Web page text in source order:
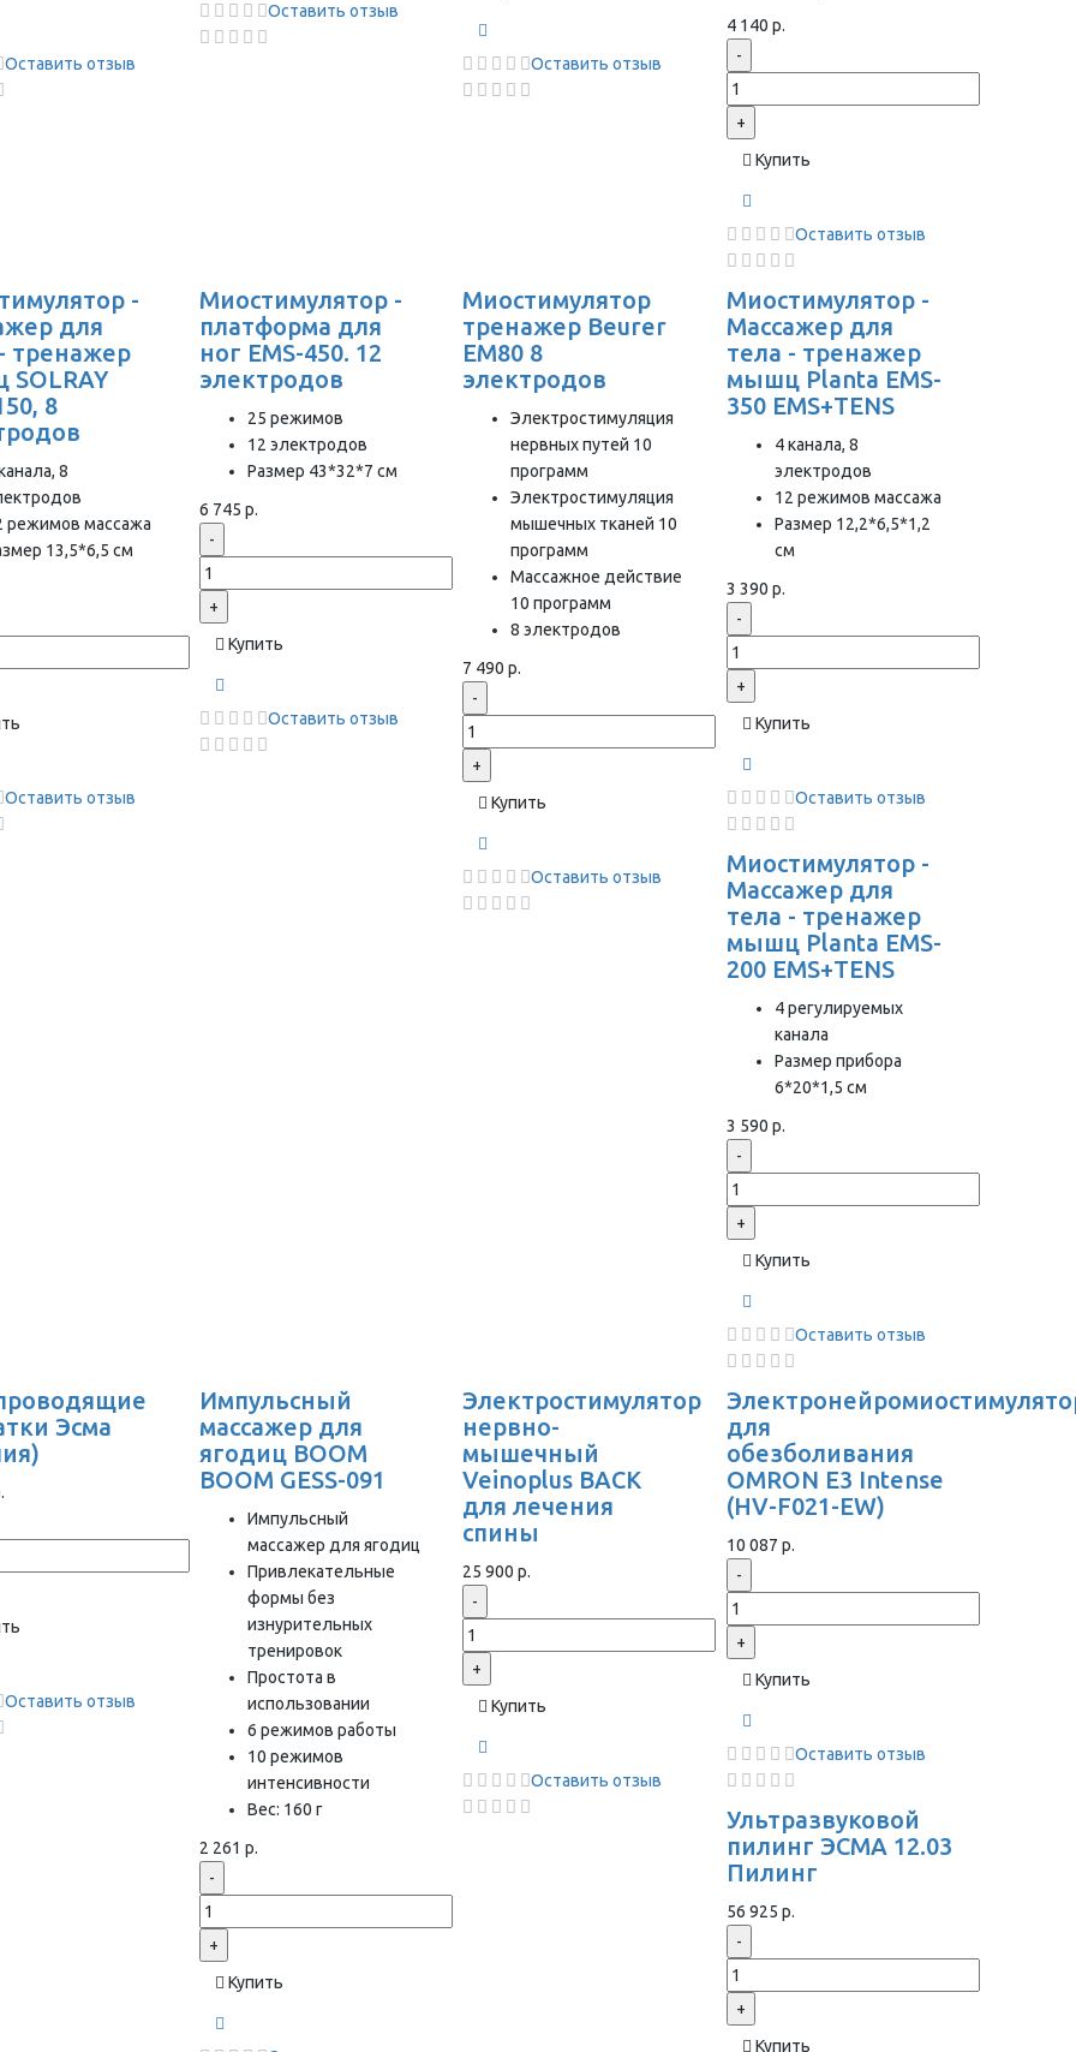
Оставить отзыв
Оставить отзыв
Оставить отзыв
4 140 р.
-
+
Купить
Оставить отзыв
-
для
тренажер
8
8
режимов массажа
13,5*6,5 см
Оставить отзыв
Миостимулятор -
платформа для
ног EMS-450. 12
электродов
25 режимов
12 электродов
Размер 43*32*7 см
6 745 р.
-
+
Купить
Оставить отзыв
Миостимулятор
тренажер Beurer
EM80 8
электродов
Электростимуляция
нервных путей 10
программ
Электростимуляция
мышечных тканей 10
программ
Массажное действие
10 программ
8 электродов
7 490 р.
-
+
Купить
Оставить отзыв
Миостимулятор -
Массажер для
тела - тренажер
мышц Planta EMS-
350 EMS+TENS
4 канала, 8
электродов
12 режимов массажа
Размер 12,2*6,5*1,2
см
3 390 р.
-
+
Купить
Оставить отзыв
Миостимулятор -
Массажер для
тела - тренажер
мышц Planta EMS-
200 EMS+TENS
4 регулируемых
канала
Размер прибора
6*20*1,5 см
3 590 р.
-
+
Купить
Оставить отзыв
Эсма
Оставить отзыв
Импульсный
массажер для
ягодиц BOOM
BOOM GESS-091
Импульсный
массажер для ягодиц
Привлекательные
формы без
изнурительных
тренировок
Простота в
использовании
6 режимов работы
10 режимов
интенсивности
Вес: 160 г
2 261 р.
-
+
Купить
Электростимулятор
нервно-
мышечный
Veinoplus BACK
для лечения
спины
25 900 р.
-
+
Купить
Оставить отзыв
для
обезболивания
OMRON Е3 Intense
(HV-F021-EW)
10 087 р.
-
+
Купить
Оставить отзыв
Ультразвуковой
пилинг ЭСМА 12.03
Пилинг
56 925 р.
-
+
Купить